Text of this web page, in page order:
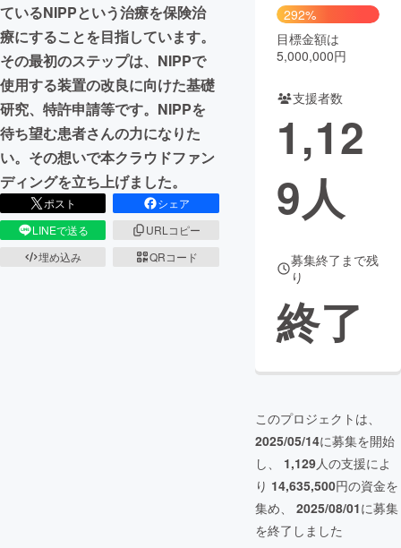
CAMPFIRE for Social Good
CAMPFIRE Creation
CAMPFIREふるさと納税
コミュニティ
ているNIPPという治療を保険治
療にすることを目指しています。
その最初のステップは、NIPPで
使用する装置の改良に向けた基礎
研究、特許申請等です。NIPPを
待ち望む患者さんの力になりた
い。その想いで本クラウドファン
ディングを立ち上げました。
ポスト
シェア
LINEで送る
URLコピー
埋め込み
QRコード
292%
目標金額は
5,000,000円
支援者数
1,12
9人
募集終了まで残
り
終了
このプロジェクトは、
2025/05/14に募集を開始
し、 1,129人の支援によ
り 14,635,500円の資金を
集め、 2025/08/01に募集
を終了しました